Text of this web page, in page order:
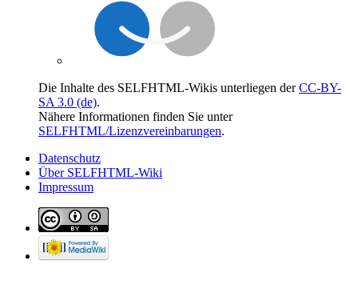
Die Inhalte des SELFHTML-Wikis unterliegen derCC-BY-
SA 3.0 (de).
Nähere Informationen finden Sie unter
SELFHTML/Lizenzvereinbarungen.
Datenschutz
Über SELFHTML-Wiki
Impressum